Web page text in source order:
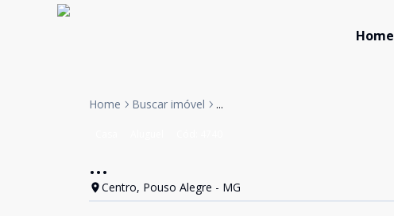
Home
Home Buscar imóvel ...
...
Centro, Pouso Alegre - MG